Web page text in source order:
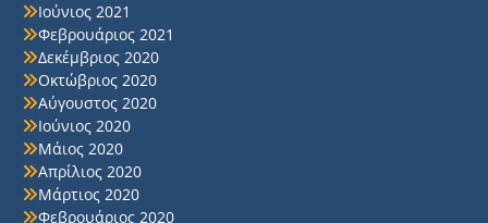
Ιούνιος 2021
Φεβρουάριος 2021
Δεκέμβριος 2020
Οκτώβριος 2020
Αύγουστος 2020
Ιούνιος 2020
Μάιος 2020
Απρίλιος 2020
Μάρτιος 2020
Φεβρουάριος 2020